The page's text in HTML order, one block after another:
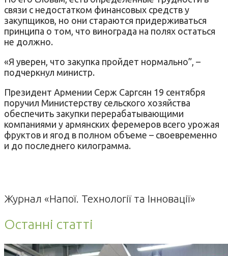
связи с недостатком финансовых средств у
закупщиков, но они стараются придерживаться
принципа о том, что винограда на полях остаться
не должно.
«Я уверен, что закупка пройдет нормально”, –
подчеркнул министр.
Президент Армении Серж Саргсян 19 сентября
поручил Министерству сельского хозяйства
обеспечить закупки перерабатывающими
компаниями у армянских феремеров всего урожая
фруктов и ягод в полном объеме – своевременно
и до последнего килограмма.
Журнал «Напої. Технології та Інновації»
Останні статті